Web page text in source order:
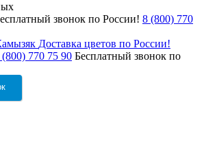
звонок по России! 8 (800) 770
Доставка цветов по России!
(800) 770 75 90 Бесплатный звонок по